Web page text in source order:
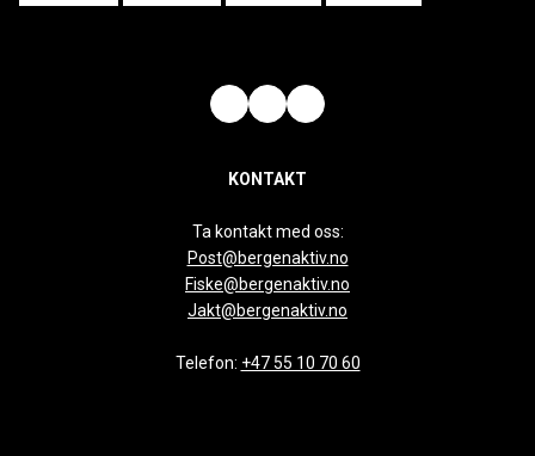
KONTAKT
Ta kontakt med oss:
Post@bergenaktiv.no
Fiske@bergenaktiv.no
Jakt@bergenaktiv.no
Telefon: +47 55 10 70 60